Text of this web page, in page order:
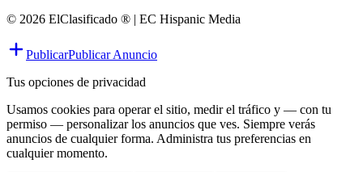
© 2026 ElClasificado ® | EC Hispanic Media
PublicarPublicar Anuncio
Tus opciones de privacidad
Usamos cookies para operar el sitio, medir el tráfico y — con tu
permiso — personalizar los anuncios que ves. Siempre verás
anuncios de cualquier forma. Administra tus preferencias en
cualquier momento.